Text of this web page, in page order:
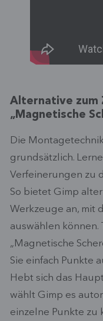
Alternative zum
„Magnetische
Die
grundsätzlich.
Verfeinerungen zu
So bietet Gimp
Werkzeuge an, mit
auswählen können.
„Magnetische
Sie einfach Punkte
Hebt sich das
wählt Gimp es
einzelne Punkte zu